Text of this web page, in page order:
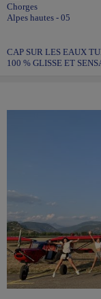
Chorges
Alpes hautes - 05
CAP SUR LES EAUX
100 % GLISSE ET